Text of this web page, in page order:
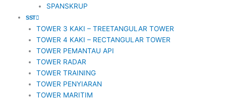
r
a
o
SPANSKRUP
SST
TOWER 3 KAKI – TREETANGULAR TOWER
TOWER 4 KAKI – RECTANGULAR TOWER
TOWER PEMANTAU API
TOWER RADAR
TOWER TRAINING
TOWER PENYIARAN
TOWER MARITIM